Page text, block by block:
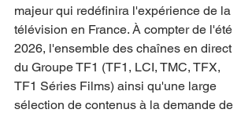
majeur qui redéfinira l'expérience de la
télévision en France. À compter de l'été
2026, l'ensemble des chaînes en direct
du Groupe TF1 (TF1, LCI, TMC, TFX,
TF1 Séries Films) ainsi qu'une large
sélection de contenus à la demande de